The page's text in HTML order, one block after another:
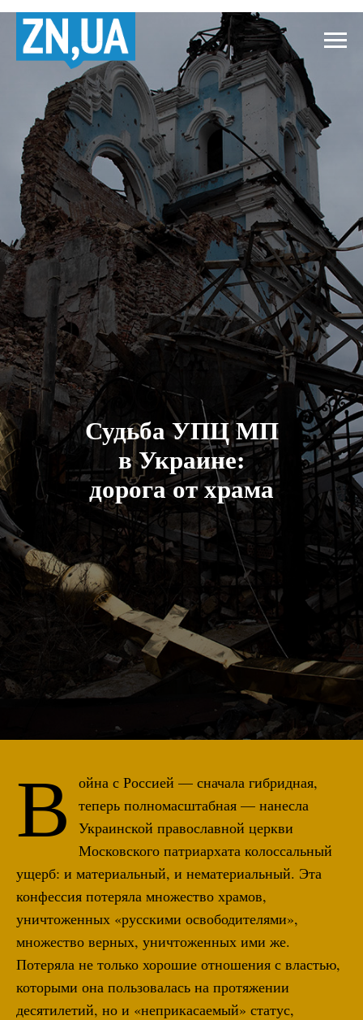
Судьба УПЦ МП
в Украине:
дорога от храма
В
ойна с Россией — сначала гибридная,
теперь полномасштабная — нанесла
Украинской православной церкви
Московского патриархата колоссальный
ущерб: и материальный, и нематериальный. Эта
конфессия потеряла множество храмов,
уничтоженных «русскими освободителями»,
множество верных, уничтоженных ими же.
Потеряла не только хорошие отношения с властью,
которыми она пользовалась на протяжении
десятилетий, но и «неприкасаемый» статус,